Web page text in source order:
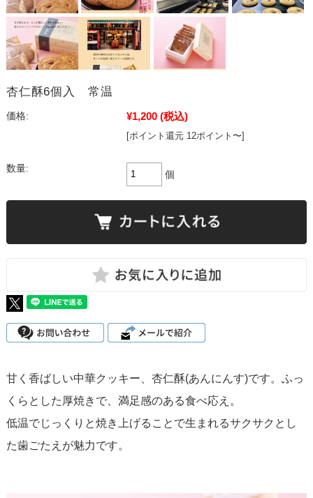
杏仁酥6個入 常温
価格: ¥1,200 (税込)
[ポイント還元 12ポイント〜]
数量:
個
甘く香ばしい中華クッキー、杏仁酥(あんにんす)です。ふっ
くらとした厚焼きで、満足感のある食べ応え。
低温でじっくりと焼き上げることで生まれるサクサクとし
た歯ごたえが魅力です。